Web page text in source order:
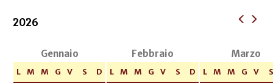
2026
Gennaio
L M M G V S D
Febbraio
L M M G V S D
Marzo
L M M G V S